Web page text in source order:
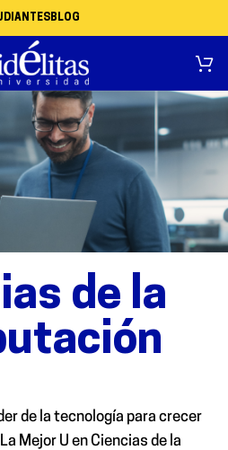
BLOG
de la
de la tecnología para crecer
Mejor U en Ciencias de la